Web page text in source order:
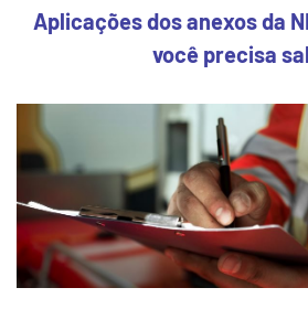
Aplicações dos anexos da
você precisa